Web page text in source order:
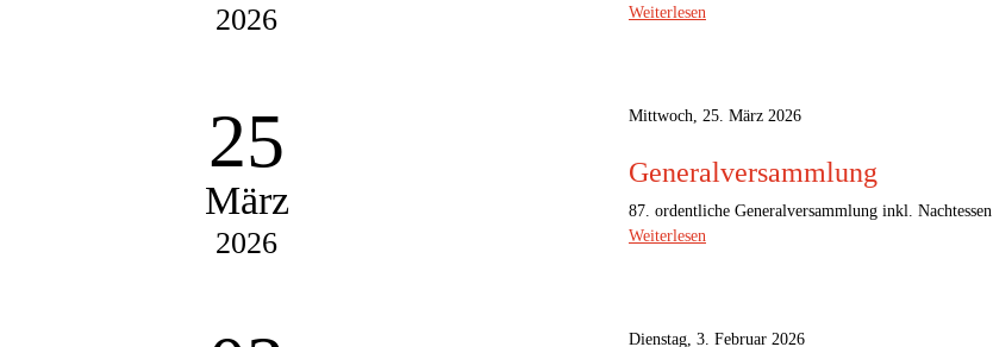
2026
Weiterlesen
25
März
2026
Mittwoch, 25. März 2026
Generalversammlung
87. ordentliche Generalversammlung inkl. Nachtessen
Weiterlesen
Dienstag, 3. Februar 2026